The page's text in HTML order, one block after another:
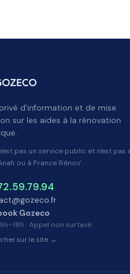
d'information et de mise
sur les aides à la rénovation
pas un service public et n'est pas
ou à France Rénov'.
Gozeco
· Appel non surtaxé
sur le site →